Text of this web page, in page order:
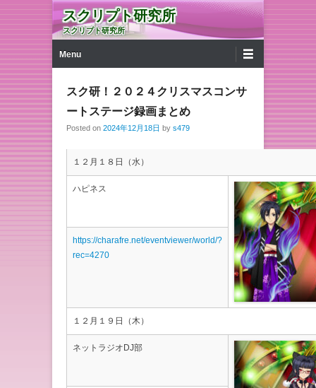
スクリプト研究所
スクリプト研究所
Menu
スク研！２０２４クリスマスコンサ
ートステージ録画まとめ
Posted on 2024年12月18日 by s479
１２月１８日（水）
ハピネス
https://charafre.net/eventviewer/world/?
rec=4270
１２月１９日（木）
ネットラジオDJ部